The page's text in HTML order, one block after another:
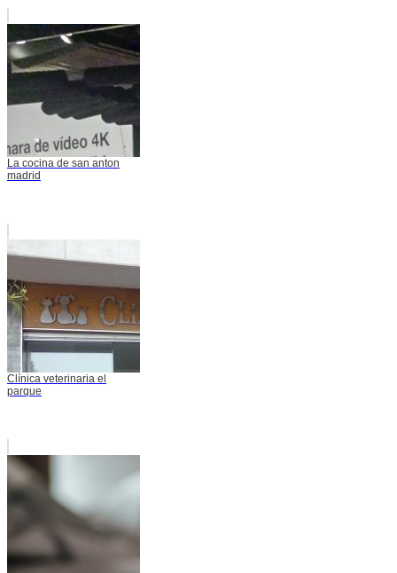
La cocina de san anton
madrid
Clínica veterinaria el
parque